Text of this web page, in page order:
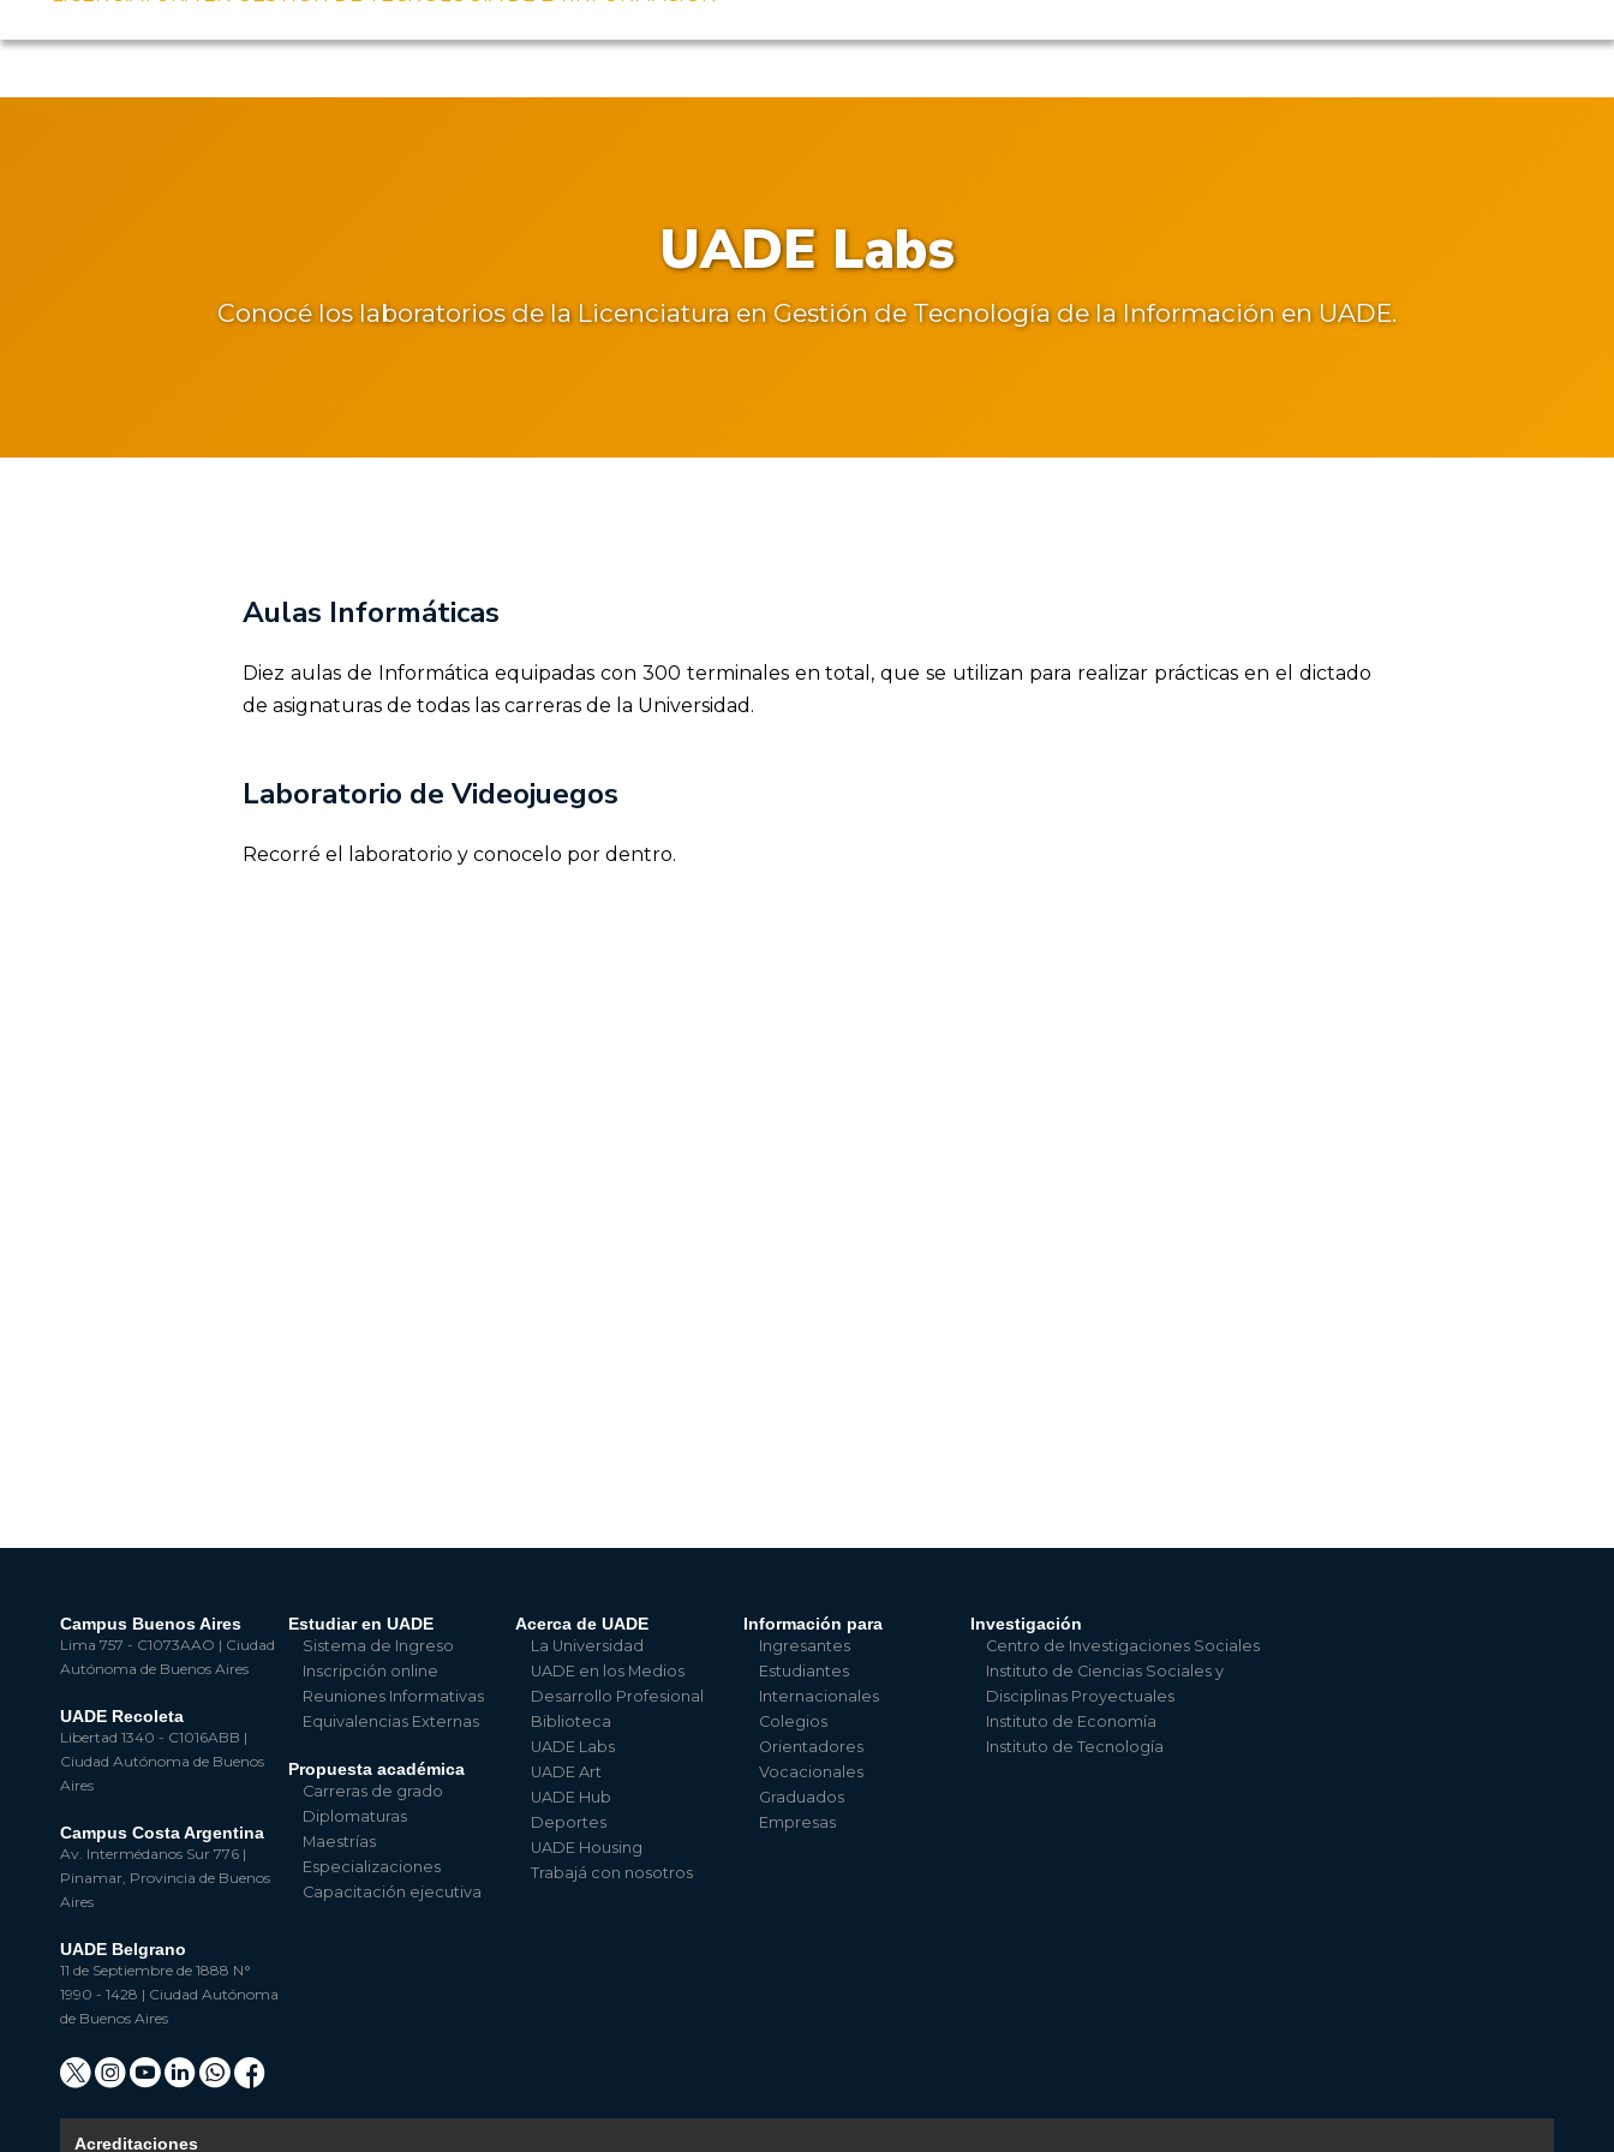
UADE Labs
Conocé los laboratorios de la Licenciatura en Gestión de Tecnología de la Información en UADE.
Aulas Informáticas
Diez aulas de Informática equipadas con 300 terminales en total, que se utilizan para realizar prácticas en el dictado
de asignaturas de todas las carreras de la Universidad.
Laboratorio de Videojuegos
Recorré el laboratorio y conocelo por dentro.
Campus Buenos Aires
Lima 757 - C1073AAO | Ciudad
Autónoma de Buenos Aires
UADE Recoleta
Libertad 1340 - C1016ABB |
Ciudad Autónoma de Buenos
Aires
Campus Costa Argentina
Av. Intermédanos Sur 776 |
Pinamar, Provincia de Buenos
Aires
UADE Belgrano
11 de Septiembre de 1888 N°
1990 - 1428 | Ciudad Autónoma
de Buenos Aires
Estudiar en UADE
Sistema de Ingreso
Inscripción online
Reuniones Informativas
Equivalencias Externas
Propuesta académica
Carreras de grado
Diplomaturas
Maestrías
Especializaciones
Capacitación ejecutiva
Acerca de UADE
La Universidad
UADE en los Medios
Desarrollo Profesional
Biblioteca
UADE Labs
UADE Art
UADE Hub
Deportes
UADE Housing
Trabajá con nosotros
Información para
Ingresantes
Estudiantes
Internacionales
Colegios
Orientadores
Vocacionales
Graduados
Empresas
Investigación
Centro de Investigaciones Sociales
Instituto de Ciencias Sociales y
Disciplinas Proyectuales
Instituto de Economía
Instituto de Tecnología
Acreditaciones